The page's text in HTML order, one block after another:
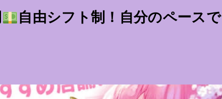
自由シフト制！自分のペースで